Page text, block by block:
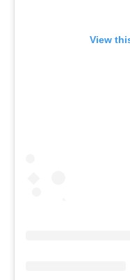
View